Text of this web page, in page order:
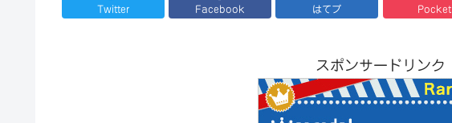
Twitter Facebook はてブ Pocket
スポンサードリンク